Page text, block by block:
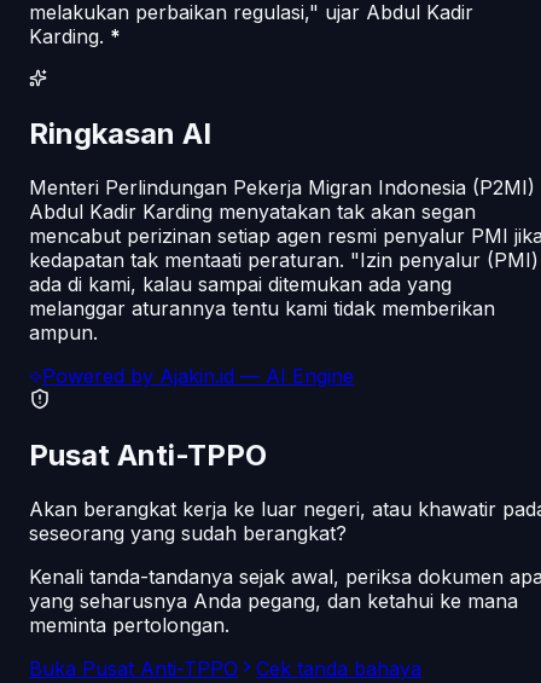
melakukan perbaikan regulasi," ujar Abdul Kadir
Karding. *
Ringkasan AI
Menteri Perlindungan Pekerja Migran Indonesia (P2MI)
Abdul Kadir Karding menyatakan tak akan segan
mencabut perizinan setiap agen resmi penyalur PMI
kedapatan tak mentaati peraturan. "Izin penyalur (PMI)
ada di kami, kalau sampai ditemukan ada yang
melanggar aturannya tentu kami tidak memberikan
ampun.
Powered by Ajakin.id — AI Engine
Pusat Anti-TPPO
Akan berangkat kerja ke luar negeri, atau khawatir
seseorang yang sudah berangkat?
Kenali tanda-tandanya sejak awal, periksa dokumen
yang seharusnya Anda pegang, dan ketahui ke mana
meminta pertolongan.
Buka Pusat Anti-TPPO
Cek tanda bahaya